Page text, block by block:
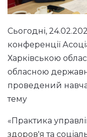
Сьогодні,
конференції
Харківською
обласною
проведений
тему
«Практика
здоров'я та